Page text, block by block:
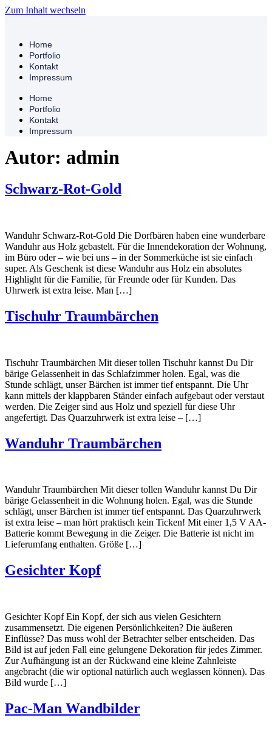
Zum Inhalt wechseln
Home
Portfolio
Kontakt
Impressum
Home
Portfolio
Kontakt
Impressum
Autor: admin
Schwarz-Rot-Gold
Wanduhr Schwarz-Rot-Gold Die Dorfbären haben eine wunderbare
Wanduhr aus Holz gebastelt. Für die Innendekoration der Wohnung,
im Büro oder – wie bei uns – in der Sommerküche ist sie einfach
super. Als Geschenk ist diese Wanduhr aus Holz ein absolutes
Highlight für die Familie, für Freunde oder für Kunden. Das
Uhrwerk ist extra leise. Man […]
Tischuhr Traumbärchen
Tischuhr Traumbärchen Mit dieser tollen Tischuhr kannst Du Dir
bärige Gelassenheit in das Schlafzimmer holen. Egal, was die
Stunde schlägt, unser Bärchen ist immer tief entspannt. Die Uhr
kann mittels der klappbaren Ständer einfach aufgebaut oder verstaut
werden. Die Zeiger sind aus Holz und speziell für diese Uhr
angefertigt. Das Quarzuhrwerk ist extra leise – […]
Wanduhr Traumbärchen
Wanduhr Traumbärchen Mit dieser tollen Wanduhr kannst Du Dir
bärige Gelassenheit in die Wohnung holen. Egal, was die Stunde
schlägt, unser Bärchen ist immer tief entspannt. Das Quarzuhrwerk
ist extra leise – man hört praktisch kein Ticken! Mit einer 1,5 V AA-
Batterie kommt Bewegung in die Zeiger. Die Batterie ist nicht im
Lieferumfang enthalten. Größe […]
Gesichter Kopf
Gesichter Kopf Ein Kopf, der sich aus vielen Gesichtern
zusammensetzt. Die eigenen Persönlichkeiten? Die äußeren
Einflüsse? Das muss wohl der Betrachter selber entscheiden. Das
Bild ist auf jeden Fall eine gelungene Dekoration für jedes Zimmer.
Zur Aufhängung ist an der Rückwand eine kleine Zahnleiste
angebracht (die wir optional natürlich auch weglassen können). Das
Bild wurde […]
Pac-Man Wandbilder